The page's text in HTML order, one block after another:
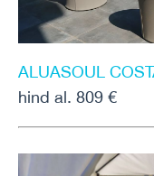
ALUASOUL
hind al. 809 €